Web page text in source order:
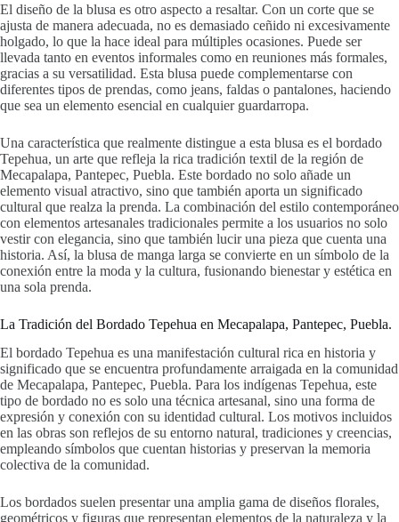
El diseño de la blusa es otro aspecto a resaltar. Con un corte que se
ajusta de manera adecuada, no es demasiado ceñido ni excesivamente
holgado, lo que la hace ideal para múltiples ocasiones. Puede ser
llevada tanto en eventos informales como en reuniones más formales,
gracias a su versatilidad. Esta blusa puede complementarse con
diferentes tipos de prendas, como jeans, faldas o pantalones, haciendo
que sea un elemento esencial en cualquier guardarropa.
Una característica que realmente distingue a esta blusa es el bordado
Tepehua, un arte que refleja la rica tradición textil de la región de
Mecapalapa, Pantepec, Puebla. Este bordado no solo añade un
elemento visual atractivo, sino que también aporta un significado
cultural que realza la prenda. La combinación del estilo contemporáneo
con elementos artesanales tradicionales permite a los usuarios no solo
vestir con elegancia, sino que también lucir una pieza que cuenta una
historia. Así, la blusa de manga larga se convierte en un símbolo de la
conexión entre la moda y la cultura, fusionando bienestar y estética en
una sola prenda.
La Tradición del Bordado Tepehua en Mecapalapa, Pantepec, Puebla.
El bordado Tepehua es una manifestación cultural rica en historia y
significado que se encuentra profundamente arraigada en la comunidad
de Mecapalapa, Pantepec, Puebla. Para los indígenas Tepehua, este
tipo de bordado no es solo una técnica artesanal, sino una forma de
expresión y conexión con su identidad cultural. Los motivos incluidos
en las obras son reflejos de su entorno natural, tradiciones y creencias,
empleando símbolos que cuentan historias y preservan la memoria
colectiva de la comunidad.
Los bordados suelen presentar una amplia gama de diseños florales,
geométricos y figuras que representan elementos de la naturaleza y la